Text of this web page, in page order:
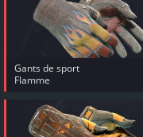
Gants de sport
Flamme